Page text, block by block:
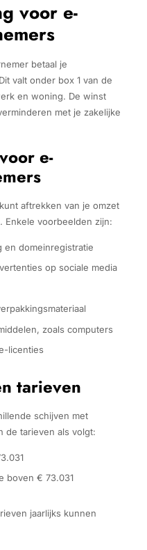
voor e-
betaal je
valt onder box 1 van de
en woning. De winst
met je zakelijke
e-
aftrekken van je omzet
Enkele voorbeelden zijn:
en domeinregistratie
op sociale media
zoals computers
licenties
tarieven
schijven met
de tarieven als volgt:
boven € 73.031
jaarlijks kunnen